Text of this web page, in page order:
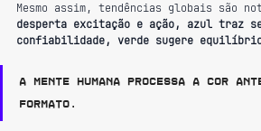
Mesmo assim, tendências globais são
desperta excitação e ação, azul traz
confiabilidade, verde sugere
A mente humana processa a cor
formato.